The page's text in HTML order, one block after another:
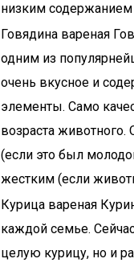
низким
Говядина вареная
одним из
очень вкусное и
элементы. Само
возраста
(если это был
жестким (если
Курица вареная
каждой семье.
целую курицу, но и